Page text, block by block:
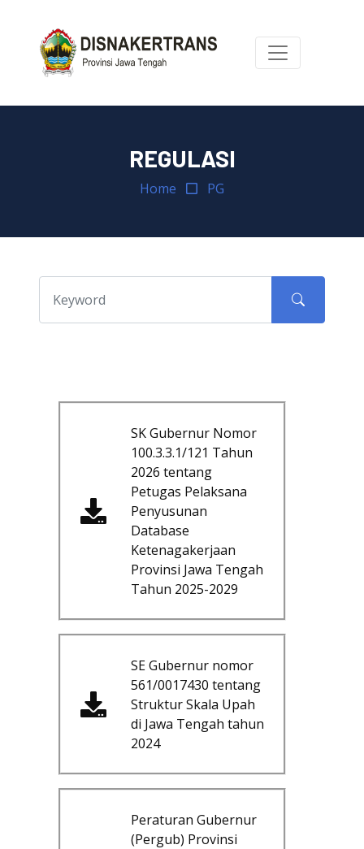
REGULASI
Home PG
SK Gubernur Nomor
100.3.3.1/121 Tahun
2026 tentang
Petugas Pelaksana
Penyusunan
Database
Ketenagakerjaan
Provinsi Jawa Tengah
Tahun 2025-2029
SE Gubernur nomor
561/0017430 tentang
Struktur Skala Upah
di Jawa Tengah tahun
2024
Peraturan Gubernur
(Pergub) Provinsi